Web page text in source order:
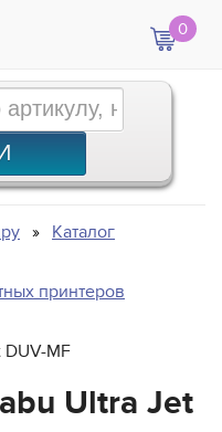
0
Каталог
принтеров
MF
Ultra Jet